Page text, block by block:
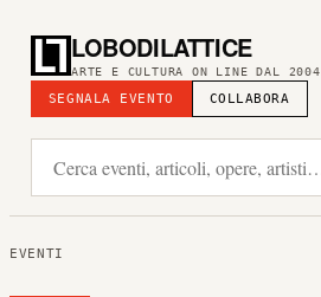
LOBODILATTICE
ARTE E CULTURA ON LINE DAL 2004
SEGNALA EVENTO COLLABORA
EVENTI